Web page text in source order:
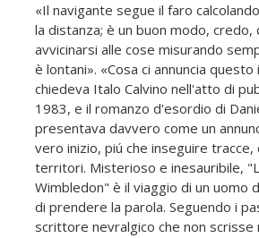
«Il navigante segue il faro
la distanza; è un buon modo, credo,
avvicinarsi alle cose misurando
è lontani». «Cosa ci annuncia
chiedeva Italo Calvino nell'atto di
1983, e il romanzo d'esordio di
presentava davvero come un
vero inizio, piú che inseguire tracce,
territori. Misterioso e inesauribile,
Wimbledon" è il viaggio di un uomo
di prendere la parola. Seguendo i
scrittore nevralgico che non scrisse